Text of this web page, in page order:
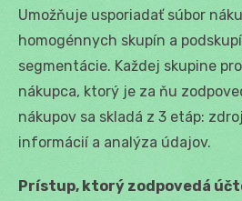
Umožňuje usporiadať súbor
homogénnych skupín a
segmentácie. Každej skupine
nákupca, ktorý je za ňu
nákupov sa skladá z 3 etáp:
informácií a analýza údajov.
Prístup, ktorý zodpovedá